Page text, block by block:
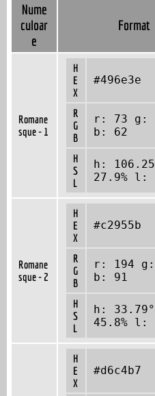
Nume
culoar
e
Format
Romane
sque - 1
H
E
X
#496e3e
R
G
B
r: 73 g:
b: 62
H
S
L
h:
27.9% l:
Romane
sque - 2
H
E
X
#c2955b
R
G
B
r: 194 g:
b: 91
H
S
L
h:
45.8% l:
H
E
X
#d6c4b7